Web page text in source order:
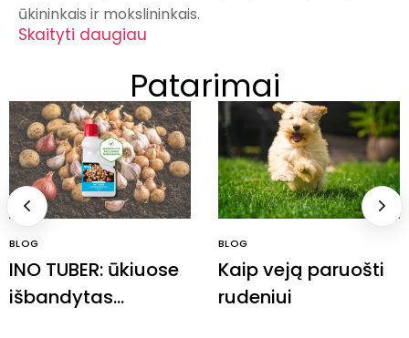
ūkininkais ir mokslininkais.
Skaityti daugiau
Patarimai
BLOG
INO TUBER: ūkiuose
išbandytas
BLOG
Kaip veją paruošti
rudeniui